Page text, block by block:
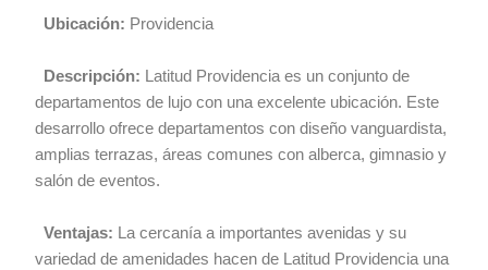
Ubicación: Providencia
Descripción: Latitud Providencia es un conjunto de
departamentos de lujo con una excelente ubicación. Este
desarrollo ofrece departamentos con diseño vanguardista,
amplias terrazas, áreas comunes con alberca, gimnasio y
salón de eventos.
Ventajas: La cercanía a importantes avenidas y su
variedad de amenidades hacen de Latitud Providencia una